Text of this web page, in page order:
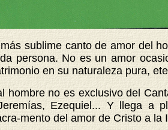
sublime canto de amor del
persona. No es un amor
en su naturaleza pura,
hombre no es exclusivo del
Ezequiel... Y llega a
mento del amor de Cristo a la